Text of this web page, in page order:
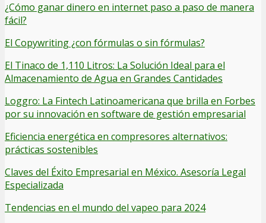
¿Cómo ganar dinero en internet paso a paso de manera
fácil?
El Copywriting ¿con fórmulas o sin fórmulas?
El Tinaco de 1,110 Litros: La Solución Ideal para el
Almacenamiento de Agua en Grandes Cantidades
Loggro: La Fintech Latinoamericana que brilla en Forbes
por su innovación en software de gestión empresarial
Eficiencia energética en compresores alternativos:
prácticas sostenibles
Claves del Éxito Empresarial en México. Asesoría Legal
Especializada
Tendencias en el mundo del vapeo para 2024